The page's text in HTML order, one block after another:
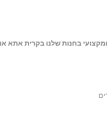
בחנות שלנו בקרית אתא